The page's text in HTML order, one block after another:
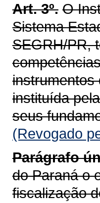
Art. 3º. O
Sistema
SEGRH/PR,
instrumentos
instituída
seus
(Revogado
Parágrafo
do Paraná o
fiscalização